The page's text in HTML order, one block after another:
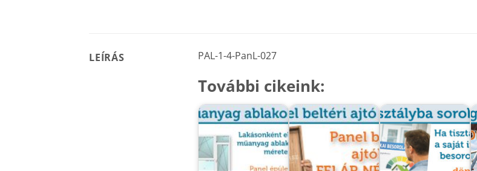
LEÍRÁS PAL-1-4-PanL-027
További cikeink: